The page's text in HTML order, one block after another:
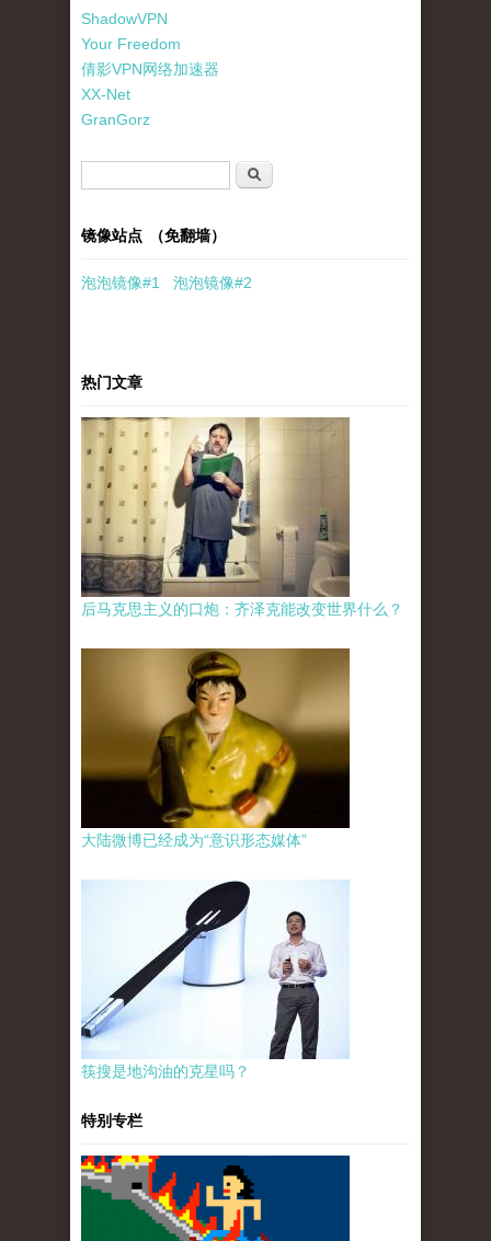
ShadowVPN
Your Freedom
倩影VPN网络加速器
XX-Net
GranGorz
搜索
镜像站点 （免翻墙）
泡泡镜像#1 泡泡镜像#2
热门文章
后马克思主义的口炮：齐泽克能改变世界什么？
大陆微博已经成为“意识形态媒体”
筷搜是地沟油的克星吗？
特别专栏